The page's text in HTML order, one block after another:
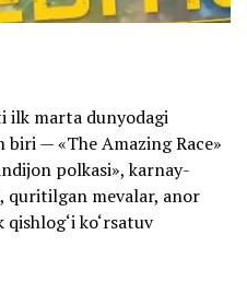
ilk marta dunyodagi
biri — «The Amazing Race»
polkasi», karnay-
quritilgan mevalar, anor
ko‘rsatuv